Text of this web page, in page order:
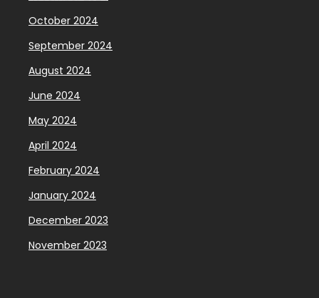
October 2024
September 2024
August 2024
June 2024
May 2024
April 2024
February 2024
January 2024
December 2023
November 2023